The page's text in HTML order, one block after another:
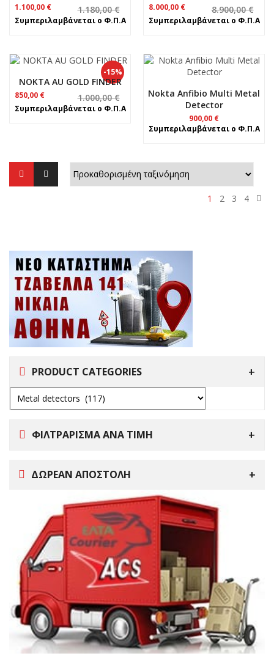
PRODUCT CATEGORIES
ΦΙΛΤΡΑΡΙΣΜΑ ΑΝΑ ΤΙΜΗ
ΔΩΡΕΑΝ ΑΠΟΣΤΟΛΗ
1.180,00€
Original
price
was:
1.100,00 €
τρέχουσα
τιμή
Συμπεριλαμβάνεται ο Φ.Π.Α
8.900,00€
Original
price
was:
8.000,00 €
τρέχουσα
τιμή
Συμπεριλαμβάνεται ο Φ.Π.Α
-15%
NOKTA AU GOLD FINDER
1.000,00€
Original
price
was:
850,00 €
τρέχουσα
τιμή
Συμπεριλαμβάνεται ο Φ.Π.Α
Nokta Anfibio Multi Metal
Detector
900,00 €
Συμπεριλαμβάνεται ο Φ.Π.Α
1 2 3 4